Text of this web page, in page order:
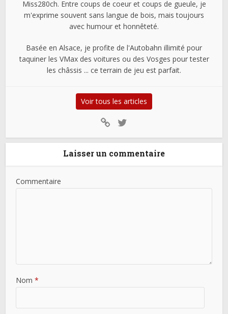
Miss280ch. Entre coups de coeur et coups de gueule, je
m'exprime souvent sans langue de bois, mais toujours
avec humour et honnêteté.
Basée en Alsace, je profite de l'Autobahn illimité pour
taquiner les VMax des voitures ou des Vosges pour tester
les châssis ... ce terrain de jeu est parfait.
Voir tous les articles
Laisser un commentaire
Commentaire
Nom*